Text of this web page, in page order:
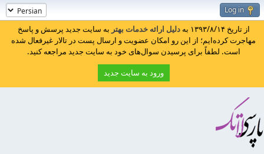
Log in
از تاریخ ۱۳۹۳/۸/۱۴ به دلیل ارائه خدمات بهتر به سایت جدید پرسش و پاسخ
مهاجرت کرده‌ایم؛ از این رو امکان عضویت و ارسال پست در تالار غیرفعال شده
است. لطفاً برای پرسیدن سوال‌های خود به سایت جدید مراجعه کنید.
ورود به سایت جدید